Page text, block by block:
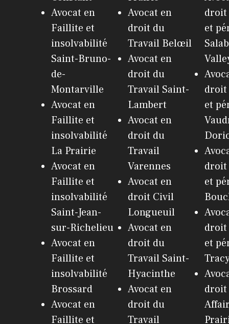
Avocat en
Faillite et
insolvabilité
Saint-Bruno-
de-
Montarville
Avocat en
Faillite et
insolvabilité
La Prairie
Avocat en
Faillite et
insolvabilité
Saint-Jean-
sur-Richelieu
Avocat en
Faillite et
insolvabilité
Brossard
Avocat en
Faillite et
Avocat en
droit du
Travail Belœil
Avocat en
droit du
Travail Saint-
Lambert
Avocat en
droit du
Travail
Varennes
Avocat en
droit Civil
Longueuil
Avocat en
droit du
Travail Saint-
Hyacinthe
Avocat en
droit du
Travail
et
et
et
et
droit